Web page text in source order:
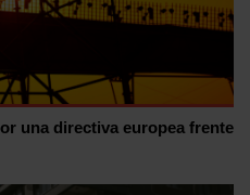
una directiva europea frente